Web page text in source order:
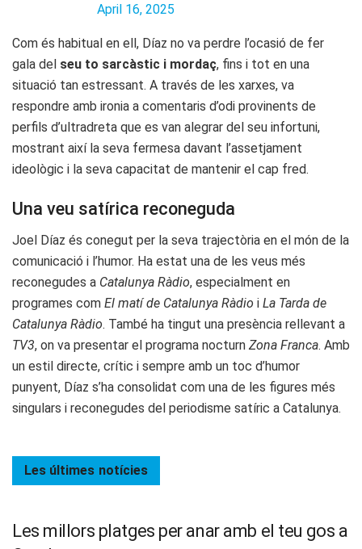
April 16, 2025
Com és habitual en ell, Díaz no va perdre l’ocasió de fer
gala del seu to sarcàstic i mordaç, fins i tot en una
situació tan estressant. A través de les xarxes, va
respondre amb ironia a comentaris d’odi provinents de
perfils d’ultradreta que es van alegrar del seu infortuni,
mostrant així la seva fermesa davant l’assetjament
ideològic i la seva capacitat de mantenir el cap fred.
Una veu satírica reconeguda
Joel Díaz és conegut per la seva trajectòria en el món de la
comunicació i l’humor. Ha estat una de les veus més
reconegudes a Catalunya Ràdio, especialment en
programes com El matí de Catalunya Ràdio i La Tarda de
Catalunya Ràdio. També ha tingut una presència rellevant a
TV3, on va presentar el programa nocturn Zona Franca. Amb
un estil directe, crític i sempre amb un toc d’humor
punyent, Díaz s’ha consolidat com una de les figures més
singulars i reconegudes del periodisme satíric a Catalunya.
Les últimes notícies
Les millors platges per anar amb el teu gos a